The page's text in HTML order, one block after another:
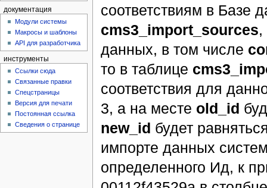
соответствиям в Базе
cms3_import_sources,
данных, в том числе
то в таблице
соответствия для
3, а на месте old_id
new_id будет
импорте данных
определенного Ид, к
документация
Модули системы
Макросы и шаблоны
API для разработчика
инструменты
Ссылки сюда
Связанные правки
Спецстраницы
Версия для печати
Постоянная ссылка
Сведения о странице